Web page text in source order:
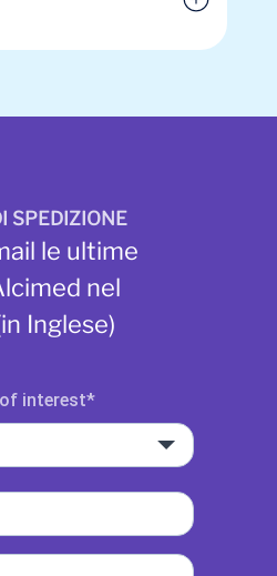
SPEDIZIONE
le ultime
nel
Inglese)
interest